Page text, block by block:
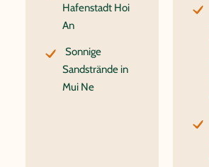
Hafenstadt Hoi
An
Sonnige
Sandstrände in
Mui Ne